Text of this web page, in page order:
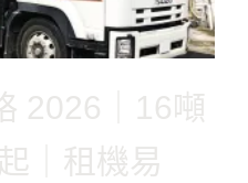
2026｜16噸
｜租機易